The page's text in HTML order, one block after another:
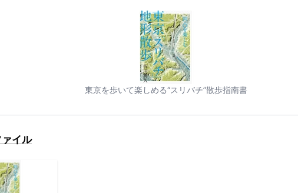
東京を歩いて楽しめる“スリバチ”散歩指南書
イル